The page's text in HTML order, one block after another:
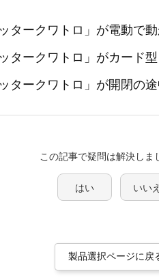
この記事で疑問は解決しま
はい いいえ
タークワトロ」が電動で
タークワトロ」がカード
タークワトロ」が開閉の
製品選択ページに戻